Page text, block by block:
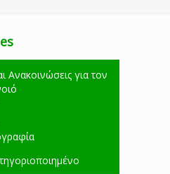
Ανακοινώσεις για τον